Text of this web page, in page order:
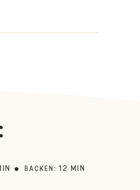
BACKEN : 12 MIN